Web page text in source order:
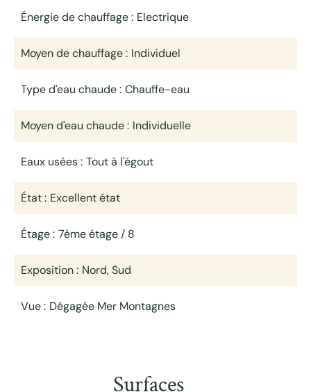
Énergie de chauffage Electrique
Moyen de chauffage Individuel
Type d'eau chaude Chauffe-eau
Moyen d'eau chaude Individuelle
Eaux usées Tout à l'égout
État Excellent état
Étage 7ème étage / 8
Exposition Nord, Sud
Vue Dégagée Mer Montagnes
Surfaces